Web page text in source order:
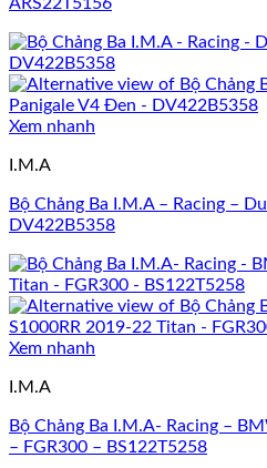
ARS22T5156
Xem nhanh
I.M.A
Bộ Chảng Ba I.M.A – Racing –
DV422B5358
Xem nhanh
I.M.A
Bộ Chảng Ba I.M.A- Racing –
– FGR300 – BS122T5258